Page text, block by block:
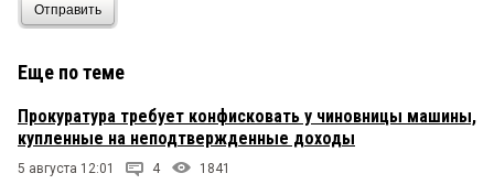
Отправить
Еще по теме
Прокуратура требует конфисковать у чиновницы машины,
купленные на неподтвержденные доходы
5 августа 12:01 4 1841